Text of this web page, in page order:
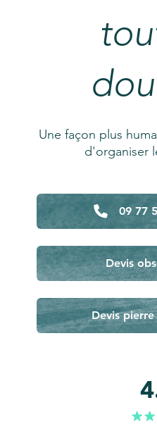
Une façon plus
d'organiser
09 77
Devis
Devis